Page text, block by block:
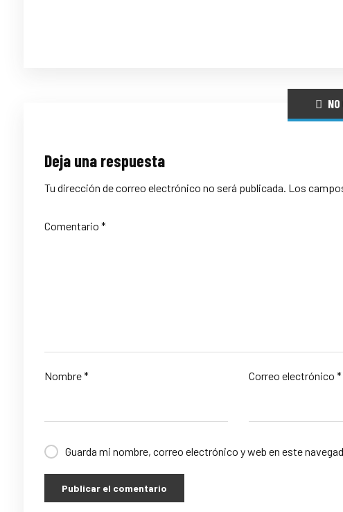
Deja una respuesta
Tu dirección de correo electrónico no será publicada. Los
Comentario *
Nombre* Correo electrónico *
Guarda mi nombre, correo electrónico y web en este
Publicar el comentario